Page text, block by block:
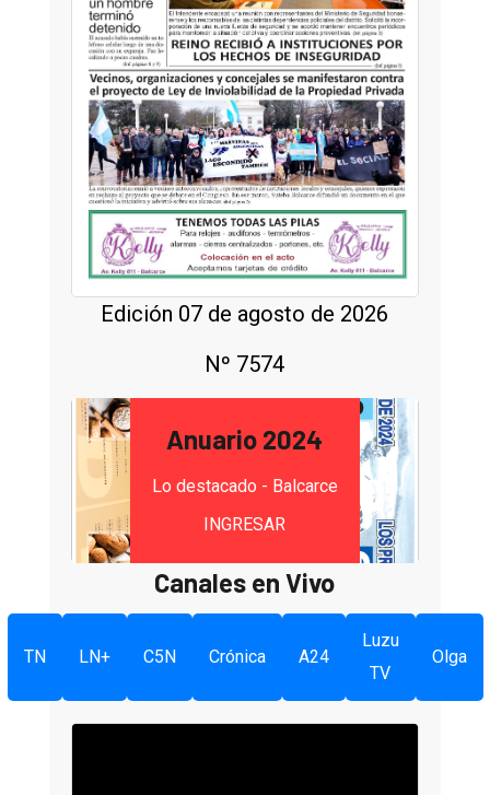
Edición 07 de agosto de 2026
Nº 7574
Anuario 2024
Lo destacado - Balcarce
INGRESAR
Canales en Vivo
TN LN+ C5N Crónica A24
Luzu
TV
Olga